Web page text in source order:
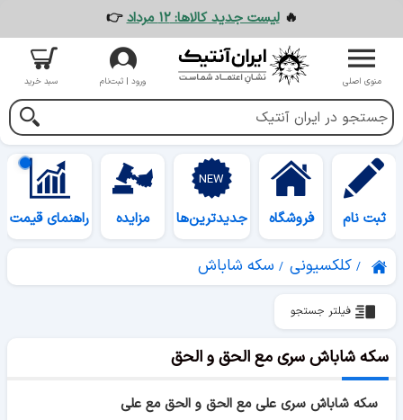
🔥لیست جدید کالاها: ۱۲ مرداد 👉
منوی اصلی ورود | ثبت‌نام سبد خرید
ثبت نام فروشگاه جدیدترین‌ها مزایده راهنمای قیمت
کلکسیونی سکه شاباش
فیلتر جستجو
سکه شاباش سری مع الحق و الحق
سکه شاباش سری علی مع الحق و الحق مع علی